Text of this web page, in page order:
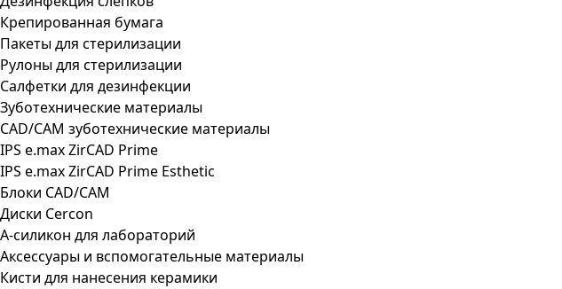
Крепированная бумага
Пакеты для стерилизации
Рулоны для стерилизации
Салфетки для дезинфекции
Зуботехнические материалы
CAD/CAM зуботехнические материалы
IPS e.max ZirCAD Prime
IPS e.max ZirCAD Prime Esthetic
Блоки CAD/CAM
Диски Cercon
А-силикон для лабораторий
Аксессуары и вспомогательные материалы
Кисти для нанесения керамики